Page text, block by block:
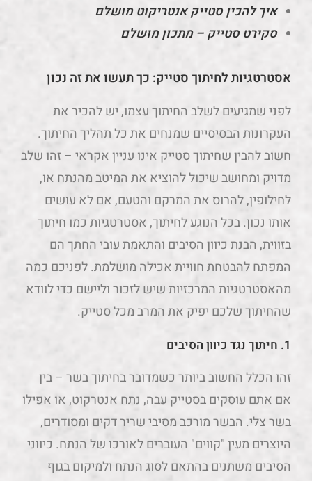
איך להכין סטייק אנטריקוט מושלם
סקירט סטייק – מתכון מושלם
אסטרטגיות לחיתוך סטייק: כך תעשו את זה נכון
לפני שמגיעים לשלב החיתוך עצמו, יש להכיר את
העקרונות הבסיסיים שמנחים את כל תהליך החיתוך.
חשוב להבין שחיתוך סטייק אינו עניין אקראי – זהו שלב
מדויק ומחושב שיכול להוציא את המיטב מהנתח או,
לחילופין, להרוס את המרקם והטעם, אם לא עושים
אותו נכון. בכל הנוגע לחיתוך, אסטרטגיות כמו חיתוך
בזווית, הבנת כיוון הסיבים והתאמת עובי החתך הם
המפתח להבטחת חוויית אכילה מושלמת. לפניכם כמה
מהאסטרטגיות המרכזיות שיש לזכור וליישם כדי לוודא
שהחיתוך שלכם יפיק את המרב מכל סטייק.
1. חיתוך נגד כיוון הסיבים
זהו הכלל החשוב ביותר כשמדובר בחיתוך בשר – בין
אם אתם עוסקים בסטייק עבה, נתח אנטרקוט, או אפילו
בשר צלי. הבשר מורכב מסיבי שריר דקים ומסודרים,
היוצרים מעין "קווים" העוברים לאורכו של הנתח. כיווני
הסיבים משתנים בהתאם לסוג הנתח ולמיקום בגוף